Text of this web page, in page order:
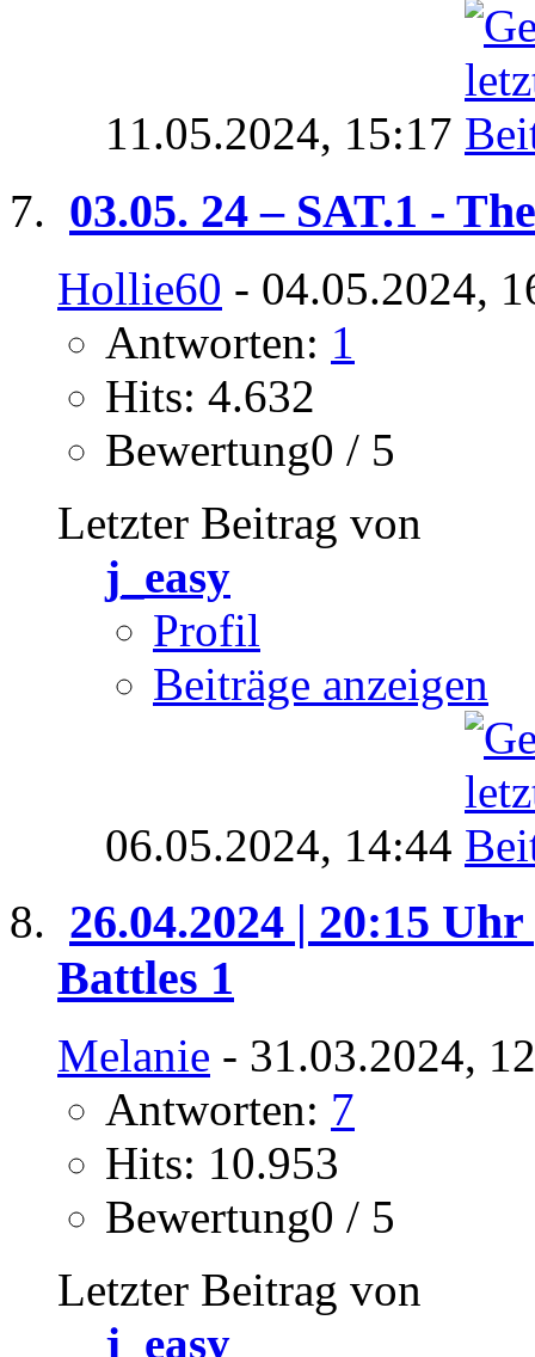
11.05.2024, 15:17
03.05. 24 – SAT.1 -
Hollie60 - 04.05.2024,
Antworten: 1
Hits: 4.632
Bewertung0 / 5
Letzter Beitrag von
j_easy
Profil
Beiträge anzeigen
06.05.2024, 14:44
26.04.2024 | 20:15
Battles 1
Melanie - 31.03.2024,
Antworten: 7
Hits: 10.953
Bewertung0 / 5
Letzter Beitrag von
j_easy